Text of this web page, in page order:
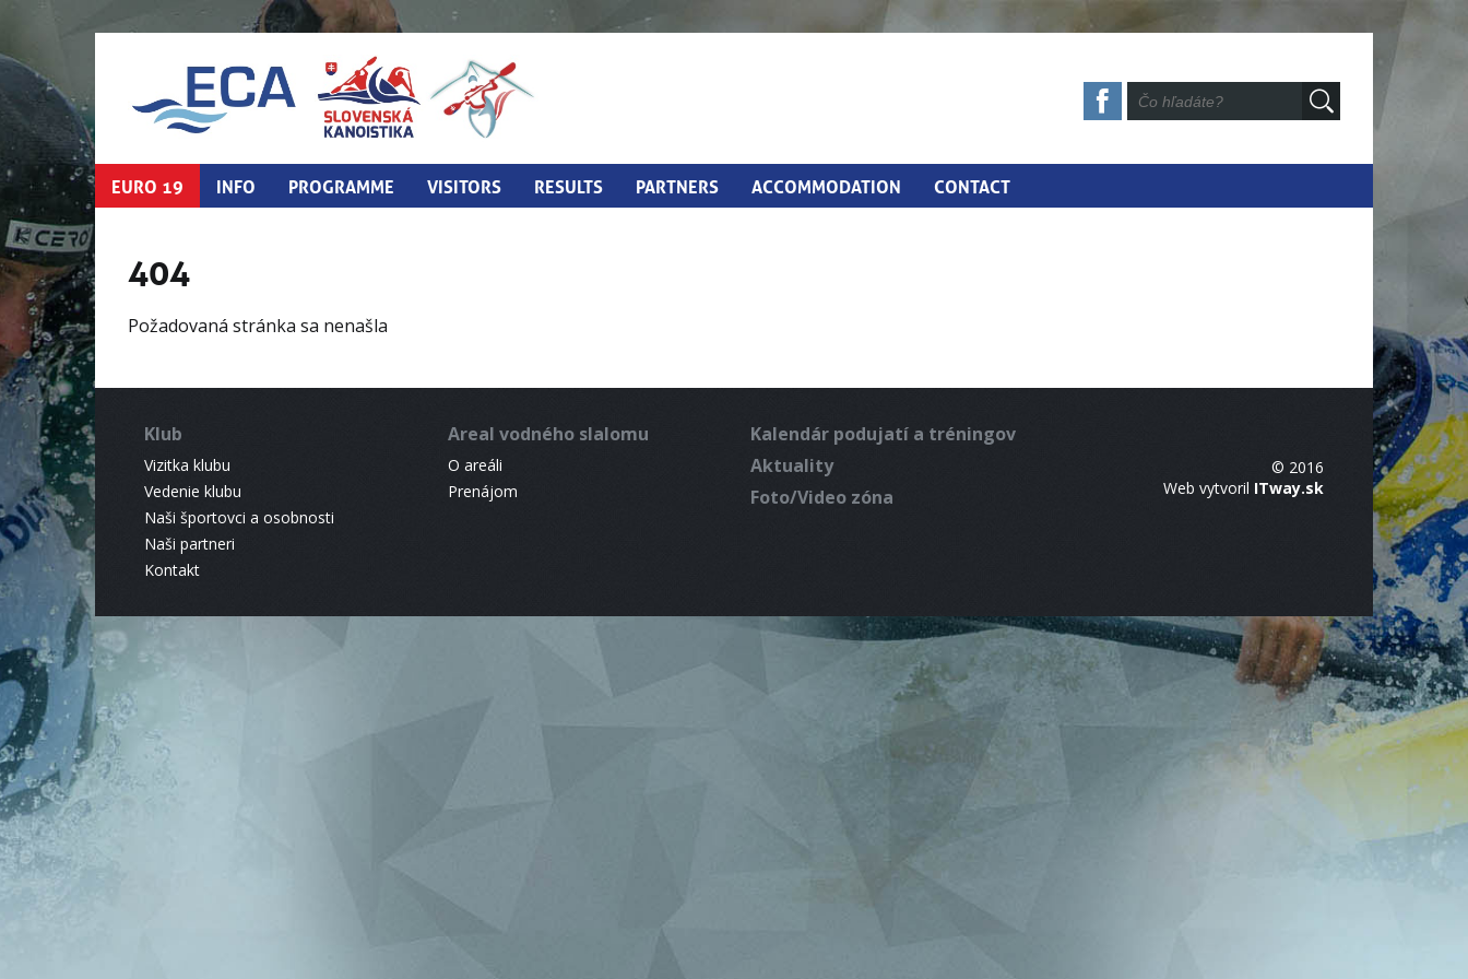
EURO 19 INFO PROGRAMME VISITORS RESULTS PARTNERS ACCOMMODATION CONTACT
404
Požadovaná stránka sa nenašla
Klub
Vizitka klubu
Vedenie klubu
Naši športovci a osobnosti
Naši partneri
Kontakt
Areal vodného slalomu
O areáli
Prenájom
Kalendár podujatí a tréningov
Aktuality
Foto/Video zóna
© 2016
Web vytvoril ITway.sk